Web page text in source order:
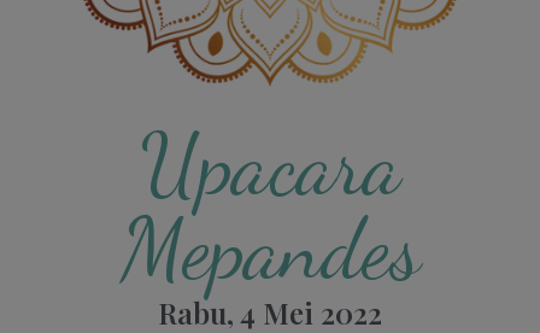
Upacara
Mepandes
Rabu, 4 Mei 2022